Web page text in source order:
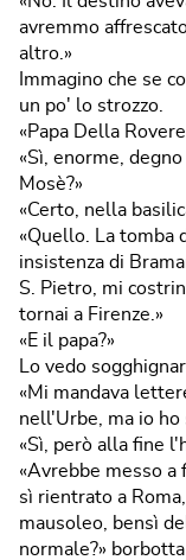
avremmo
altro.»
Immagino che se
un po' lo strozzo.
«Papa Della
«Sì, enorme,
Mosè?»
«Certo, nella
«Quello. La tomba
insistenza di
S. Pietro, mi
tornai a Firenze.»
«E il papa?»
Lo vedo
«Mi mandava
nell'Urbe, ma io ho
«Sì, però alla fine
«Avrebbe messo a
sì rientrato a
mausoleo, bensì
normale?»